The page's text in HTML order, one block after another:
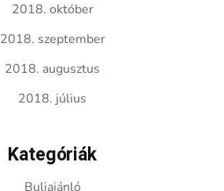
2018. október
2018. szeptember
2018. augusztus
2018. július
Kategóriák
Buliajánló